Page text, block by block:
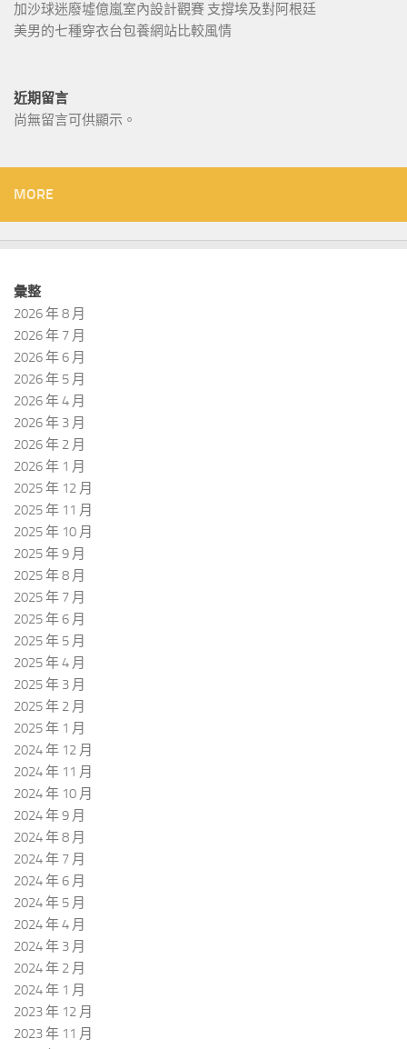
加沙球迷廢墟億嵐室內設計觀賽 支撐埃及對阿根廷
美男的七種穿衣台包養網站比較風情
近期留言
尚無留言可供顯示。
MORE
彙整
2026 年 8 月
2026 年 7 月
2026 年 6 月
2026 年 5 月
2026 年 4 月
2026 年 3 月
2026 年 2 月
2026 年 1 月
2025 年 12 月
2025 年 11 月
2025 年 10 月
2025 年 9 月
2025 年 8 月
2025 年 7 月
2025 年 6 月
2025 年 5 月
2025 年 4 月
2025 年 3 月
2025 年 2 月
2025 年 1 月
2024 年 12 月
2024 年 11 月
2024 年 10 月
2024 年 9 月
2024 年 8 月
2024 年 7 月
2024 年 6 月
2024 年 5 月
2024 年 4 月
2024 年 3 月
2024 年 2 月
2024 年 1 月
2023 年 12 月
2023 年 11 月